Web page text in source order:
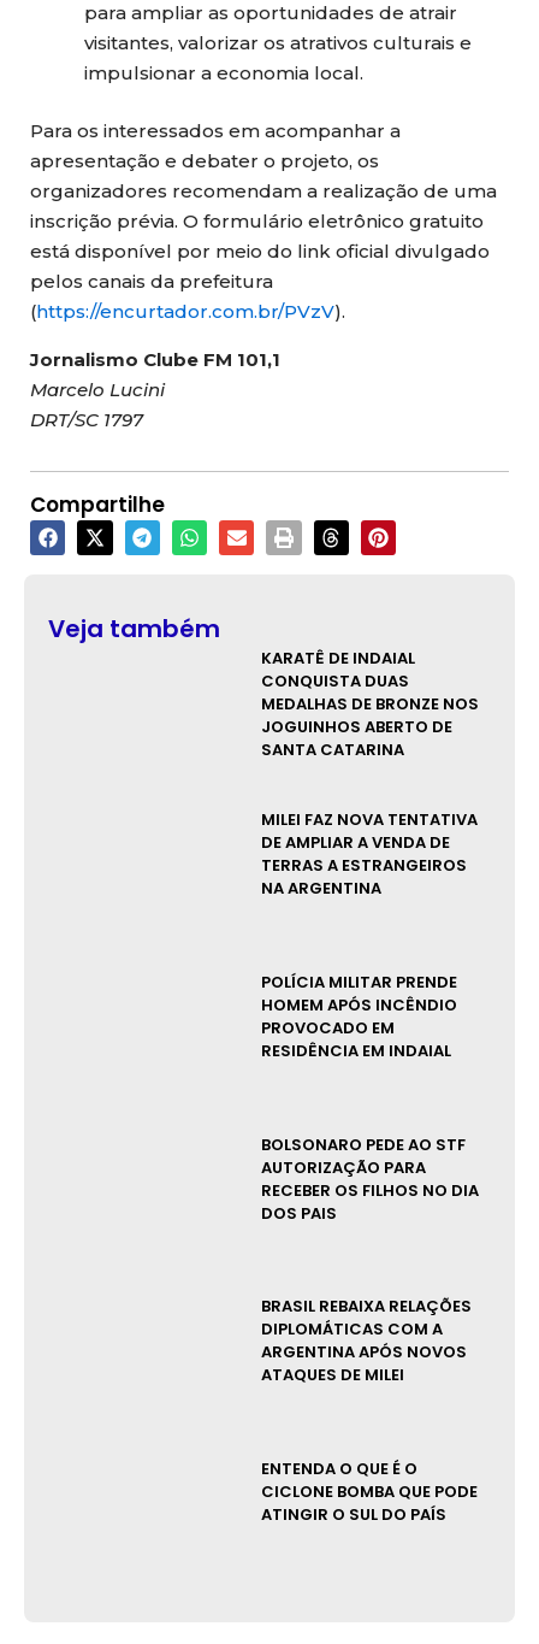
para ampliar as oportunidades de atrair
visitantes, valorizar os atrativos culturais e
impulsionar a economia local.
Para os interessados em acompanhar a
apresentação e debater o projeto, os
organizadores recomendam a realização de uma
inscrição prévia. O formulário eletrônico gratuito
está disponível por meio do link oficial divulgado
pelos canais da prefeitura
(https://encurtador.com.br/PVzV).
Jornalismo Clube FM 101,1
Marcelo Lucini
DRT/SC 1797
Compartilhe
Veja também
KARATÊ DE INDAIAL
CONQUISTA DUAS
MEDALHAS DE BRONZE NOS
JOGUINHOS ABERTO DE
SANTA CATARINA
MILEI FAZ NOVA TENTATIVA
DE AMPLIAR A VENDA DE
TERRAS A ESTRANGEIROS
NA ARGENTINA
POLÍCIA MILITAR PRENDE
HOMEM APÓS INCÊNDIO
PROVOCADO EM
RESIDÊNCIA EM INDAIAL
BOLSONARO PEDE AO STF
AUTORIZAÇÃO PARA
RECEBER OS FILHOS NO DIA
DOS PAIS
BRASIL REBAIXA RELAÇÕES
DIPLOMÁTICAS COM A
ARGENTINA APÓS NOVOS
ATAQUES DE MILEI
ENTENDA O QUE É O
CICLONE BOMBA QUE PODE
ATINGIR O SUL DO PAÍS